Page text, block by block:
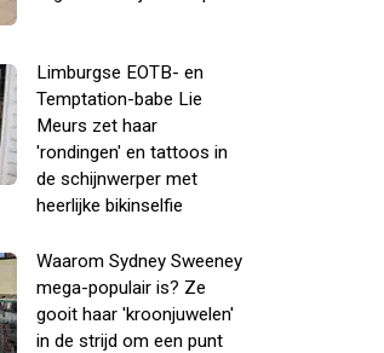
Limburgse EOTB- en
Temptation-babe Lie
Meurs zet haar
'rondingen' en tattoos in
de schijnwerper met
heerlijke bikinselfie
Waarom Sydney Sweeney
mega-populair is? Ze
gooit haar 'kroonjuwelen'
in de strijd om een punt